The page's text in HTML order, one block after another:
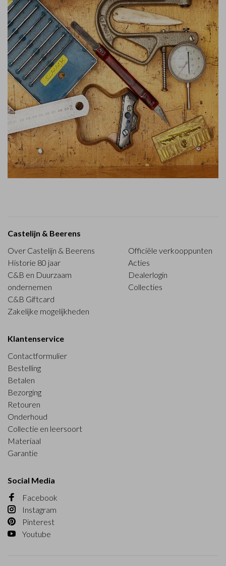
Castelijn & Beerens
Over Castelijn & Beerens
Historie 80 jaar
C&B en Duurzaam
ondernemen
C&B Giftcard
Zakelijke mogelijkheden
Officiële verkooppunten
Acties
Dealerlogin
Collecties
Klantenservice
Contactformulier
Bestelling
Betalen
Bezorging
Retouren
Onderhoud
Collectie en leersoort
Materiaal
Garantie
Social Media
Facebook
Instagram
Pinterest
Youtube